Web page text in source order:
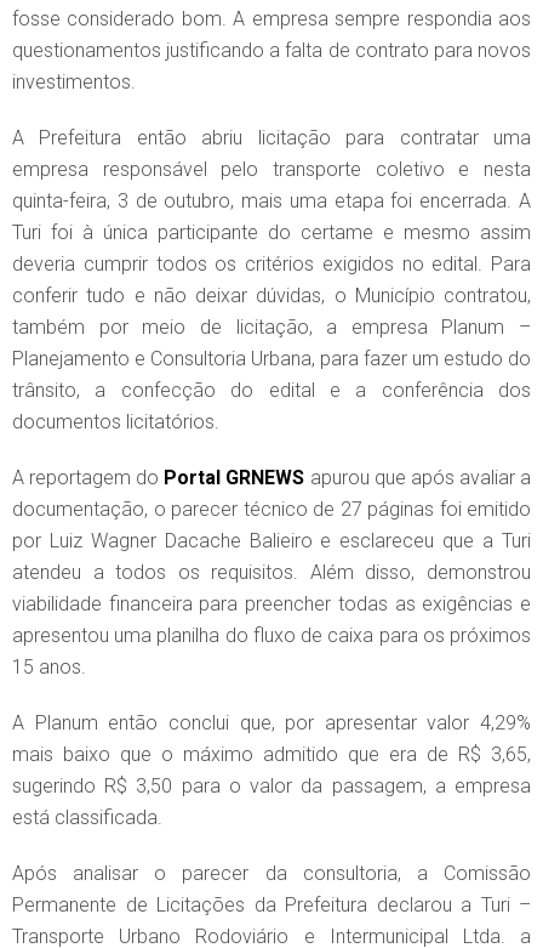
fosse considerado bom. A empresa sempre respondia aos
questionamentos justificando a falta de contrato para novos
investimentos.
A Prefeitura então abriu licitação para contratar uma
empresa responsável pelo transporte coletivo e nesta
quinta-feira, 3 de outubro, mais uma etapa foi encerrada. A
Turi foi à única participante do certame e mesmo assim
deveria cumprir todos os critérios exigidos no edital. Para
conferir tudo e não deixar dúvidas, o Município contratou,
também por meio de licitação, a empresa Planum –
Planejamento e Consultoria Urbana, para fazer um estudo do
trânsito, a confecção do edital e a conferência dos
documentos licitatórios.
A reportagem do Portal GRNEWS apurou que após avaliar a
documentação, o parecer técnico de 27 páginas foi emitido
por Luiz Wagner Dacache Balieiro e esclareceu que a Turi
atendeu a todos os requisitos. Além disso, demonstrou
viabilidade financeira para preencher todas as exigências e
apresentou uma planilha do fluxo de caixa para os próximos
15 anos.
A Planum então conclui que, por apresentar valor 4,29%
mais baixo que o máximo admitido que era de R$ 3,65,
sugerindo R$ 3,50 para o valor da passagem, a empresa
está classificada.
Após analisar o parecer da consultoria, a Comissão
Permanente de Licitações da Prefeitura declarou a Turi –
Transporte Urbano Rodoviário e Intermunicipal Ltda. a